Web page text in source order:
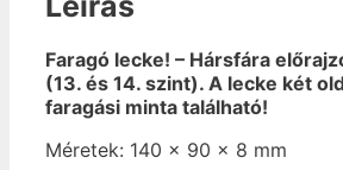
Faragó lecke! – Hársfára
(13. és 14. szint). A lecke két
faragási minta található!
Méretek: 140 x 90 x 8 mm